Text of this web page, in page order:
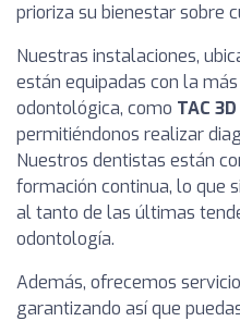
prioriza su bienestar sobre
Nuestras instalaciones,
están equipadas con la
odontológica, como TAC 3D
permitiéndonos realizar
Nuestros dentistas están
formación continua, lo que
al tanto de las últimas
odontología.
Además, ofrecemos
garantizando así que